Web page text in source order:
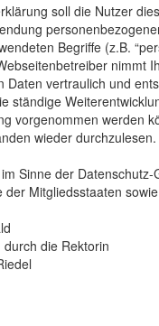
soll die Nutzer
Begriffe (z.B.
nimmt
Daten vertraulich und
ständige
vorgenommen werden
wieder durchzulesen.
Sinne der
der Mitgliedsstaaten
die Rektorin